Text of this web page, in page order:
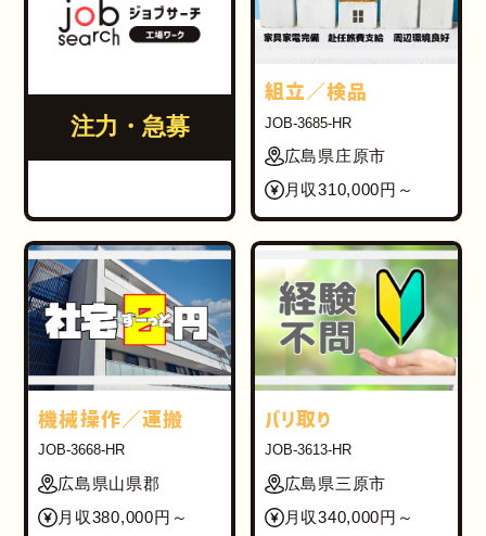
注力・急募
組立／検品
JOB-3685-HR
広島県庄原市
月収310,000円～
機械操作／運搬
JOB-3668-HR
広島県山県郡
月収380,000円～
バリ取り
JOB-3613-HR
広島県三原市
月収340,000円～